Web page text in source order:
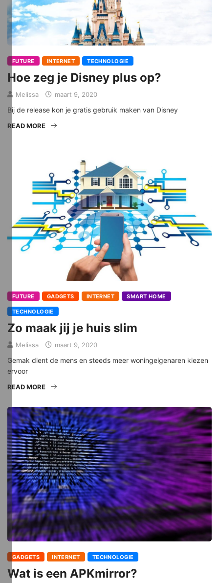
FUTURE INTERNET TECHNOLOGIE
Hoe zeg je Disney plus op?
Melissa maart 9, 2020
Bij de release kon je gratis gebruik maken van Disney
READ MORE
FUTURE GADGETS INTERNET SMART HOME
TECHNOLOGIE
Zo maak jij je huis slim
Melissa maart 9, 2020
Gemak dient de mens en steeds meer woningeigenaren kiezen
ervoor
READ MORE
GADGETS INTERNET TECHNOLOGIE
Wat is een APKmirror?